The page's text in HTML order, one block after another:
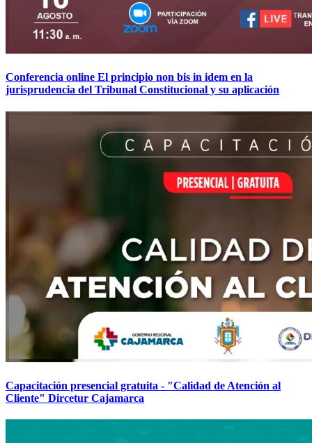
Conferencia online El principio non bis in idem en la
jurisprudencia del Tribunal Constitucional y su aplicación
Capacitación presencial gratuita - "Calidad de Atención al
Cliente" Dircetur Cajamarca